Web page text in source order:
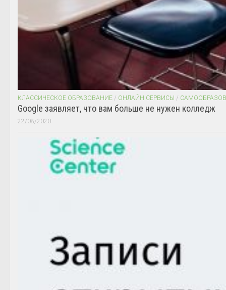
КЛАССИЧЕСКОЕ ОБРАЗОВАНИЕ / ОНЛАЙН СЕРВИСЫ /
Google заявляет, что вам больше не нужен колледж
22/08/2020